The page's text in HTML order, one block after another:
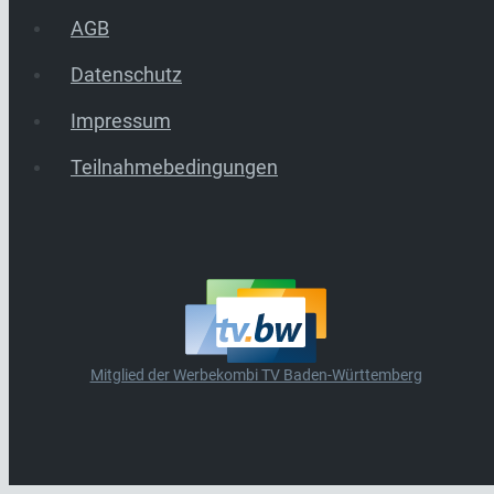
AGB
Datenschutz
Impressum
Teilnahmebedingungen
Mitglied der Werbekombi TV Baden-Württemberg